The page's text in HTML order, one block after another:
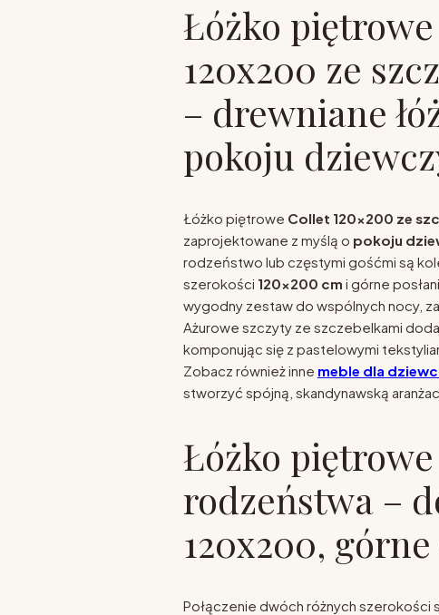
Łóżko
120x200 ze
– drewniane
pokoju
Łóżko piętrowe Collet 120x200 ze
zaprojektowane z myślą o pokoju
rodzeństwo lub częstymi gośćmi są
szerokości 120x200 cm i górne
wygodny zestaw do wspólnych nocy,
Ażurowe szczyty ze szczebelkami
komponując się z pastelowymi
Zobacz również inne meble dla
stworzyć spójną, skandynawską
Łóżko
rodzeństwa –
120x200,
Połączenie dwóch różnych szerokości